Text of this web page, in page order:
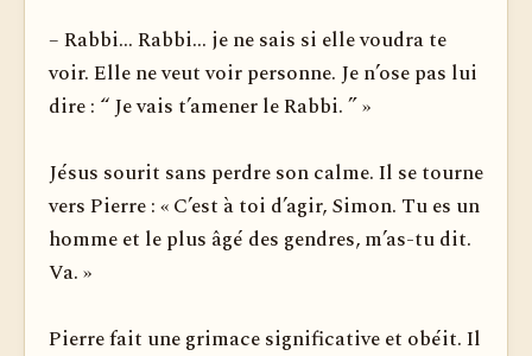
– Rabbi... Rabbi... je ne sais si elle voudra te
voir. Elle ne veut voir personne. Je n’ose pas lui
dire : “ Je vais t’amener le Rabbi. ” »
Jésus sourit sans perdre son calme. Il se tourne
vers Pierre : « C’est à toi d’agir, Simon. Tu es un
homme et le plus âgé des gendres, m’as-tu dit.
Va. »
Pierre fait une grimace significative et obéit. Il